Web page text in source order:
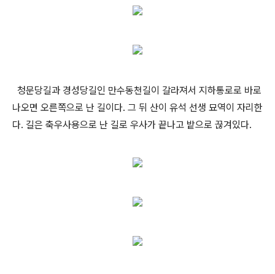
청문당길과 경성당길인 만수동천길이 갈라져서 지하통로로 바로
나오면 오른쪽으로 난 길이다. 그 뒤 산이 유석 선생 묘역이 자리한
다. 길은 축우사용으로 난 길로 우사가 끝나고 밭으로 끊겨있다.